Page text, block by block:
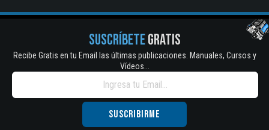
SUSCRÍBETEGRATIS
Recibe Gratis en tu Email las últimas publicaciones. Manuales, Cursos y
Vídeos...